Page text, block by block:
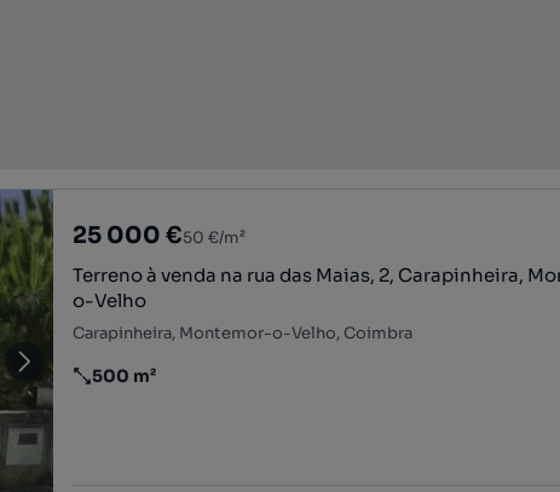
25 000 €50 €/m²
Terreno à venda na rua das Maias, 2, Carapinheira,
o-Velho
Carapinheira, Montemor-o-Velho, Coimbra
Preço por metro quadrado
500 m²